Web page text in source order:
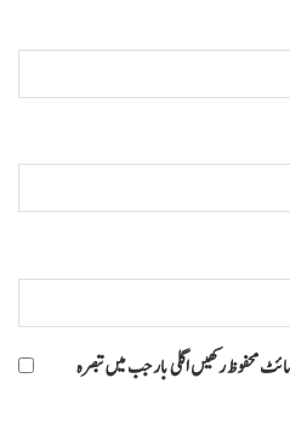
محفوظ رکھیں اگلی بار جب میں تبصرہ